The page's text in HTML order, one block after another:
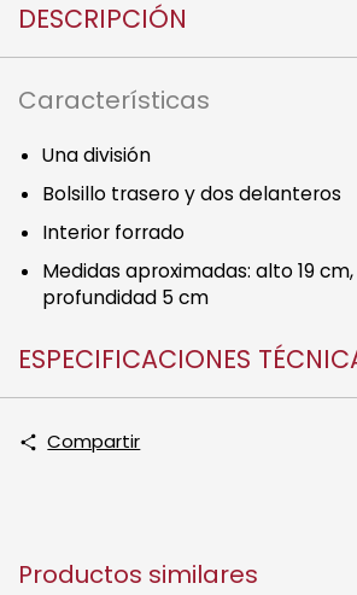
DESCRIPCIÓN
Características
Una división
Bolsillo trasero y dos delanteros
Interior forrado
Medidas aproximadas: alto 19
profundidad 5 cm
ESPECIFICACIONES
Compartir
Productos similares